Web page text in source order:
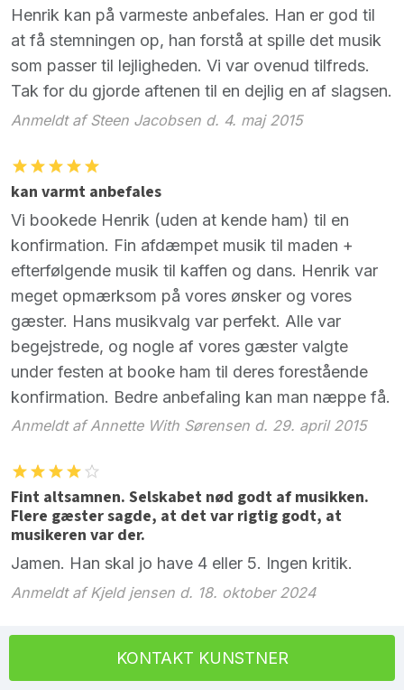
KONTAKT KUNSTNER
Henrik kan på varmeste anbefales. Han er god til
at få stemningen op, han forstå at spille det musik
som passer til lejligheden. Vi var ovenud tilfreds.
Tak for du gjorde aftenen til en dejlig en af slagsen.
Anmeldt af Steen Jacobsen d. 4. maj 2015
kan varmt anbefales
Vi bookede Henrik (uden at kende ham) til en
konfirmation. Fin afdæmpet musik til maden +
efterfølgende musik til kaffen og dans. Henrik var
meget opmærksom på vores ønsker og vores
gæster. Hans musikvalg var perfekt. Alle var
begejstrede, og nogle af vores gæster valgte
under festen at booke ham til deres forestående
konfirmation. Bedre anbefaling kan man næppe få.
Anmeldt af Annette With Sørensen d. 29. april 2015
Fint altsamnen. Selskabet nød godt af musikken.
Flere gæster sagde, at det var rigtig godt, at
musikeren var der.
Jamen. Han skal jo have 4 eller 5. Ingen kritik.
Anmeldt af Kjeld jensen d. 18. oktober 2024
Fin Dinnermusik